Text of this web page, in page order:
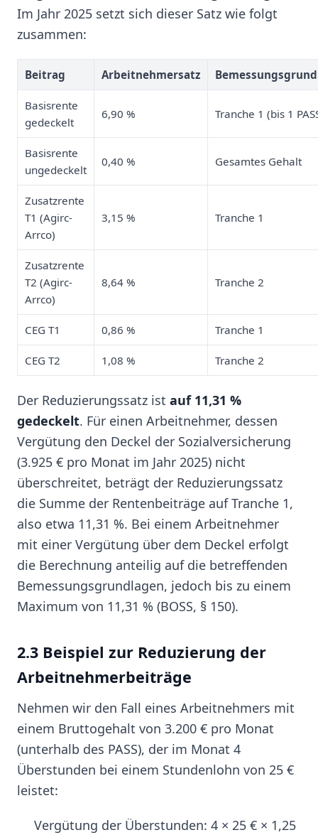
Im Jahr 2025 setzt sich dieser Satz wie folgt
zusammen:
Beitrag Arbeitnehmersatz
Basisrente
gedeckelt
6,90 % Tranche 1 (bis 1
Basisrente
ungedeckelt
0,40 % Gesamtes Gehalt
Zusatzrente
T1 (Agirc-
Arrco)
3,15 % Tranche 1
Zusatzrente
T2 (Agirc-
Arrco)
8,64 % Tranche 2
CEG T1 0,86 % Tranche 1
CEG T2 1,08 % Tranche 2
Der Reduzierungssatz ist auf 11,31 %
gedeckelt. Für einen Arbeitnehmer, dessen
Vergütung den Deckel der Sozialversicherung
(3.925 € pro Monat im Jahr 2025) nicht
überschreitet, beträgt der Reduzierungssatz
die Summe der Rentenbeiträge auf Tranche 1,
also etwa 11,31 %. Bei einem Arbeitnehmer
mit einer Vergütung über dem Deckel erfolgt
die Berechnung anteilig auf die betreffenden
Bemessungsgrundlagen, jedoch bis zu einem
Maximum von 11,31 % (BOSS, § 150).
2.3 Beispiel zur Reduzierung der
Arbeitnehmerbeiträge
Nehmen wir den Fall eines Arbeitnehmers mit
einem Bruttogehalt von 3.200 € pro Monat
(unterhalb des PASS), der im Monat 4
Überstunden bei einem Stundenlohn von 25 €
leistet:
Vergütung der Überstunden: 4 × 25 € × 1,25